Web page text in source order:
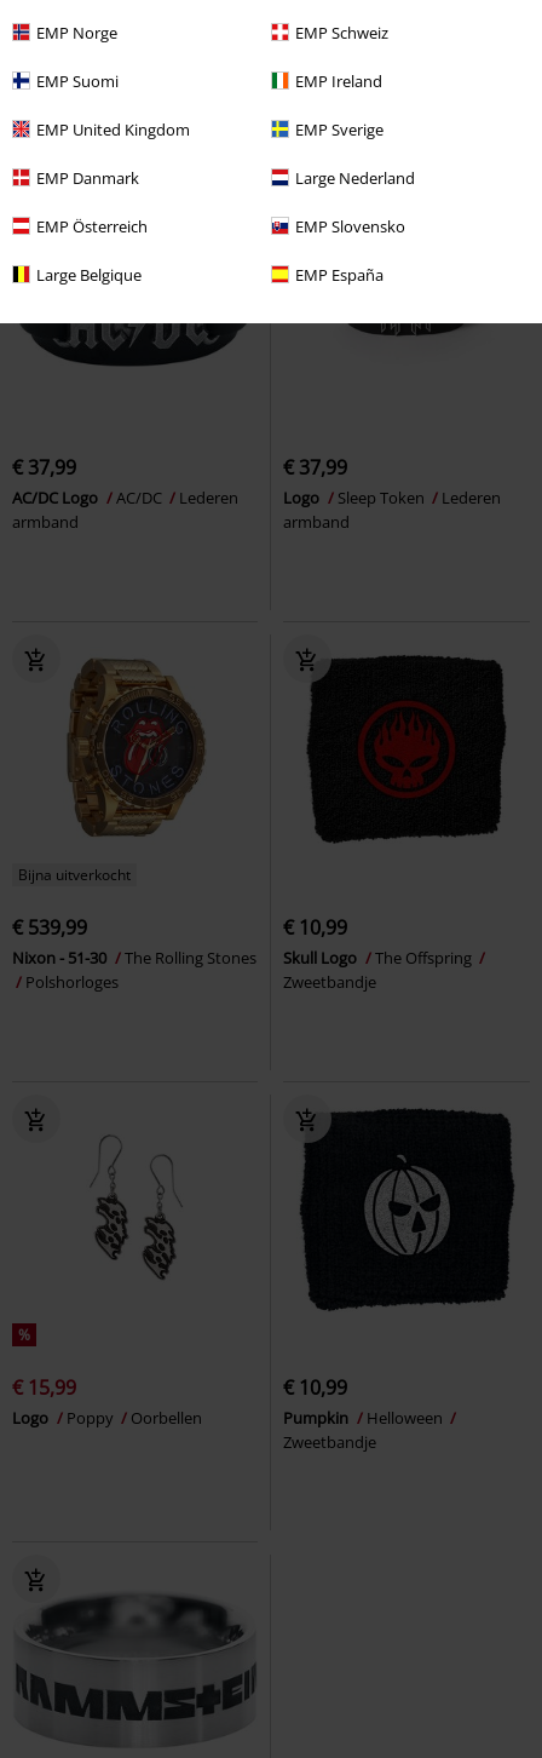
EMP Norge EMP Schweiz
EMP Suomi EMP Ireland
EMP United Kingdom EMP Sverige
EMP Danmark Large Nederland
EMP Österreich EMP Slovensko
Large Belgique EMP España
Metallica Logo Logo - Wristband
€ 37,99
AC/DC Logo AC/DC
Lederen
armband
€ 37,99
Logo Sleep Token
Lederen
armband
Bijna uitverkocht
€ 539,99
Nixon - 51-30
The Rolling Stones
Polshorloges
€ 10,99
Skull Logo
The Offspring
Zweetbandje
%
€ 15,99
Logo Poppy Oorbellen
€ 10,99
Pumpkin
Helloween
Zweetbandje